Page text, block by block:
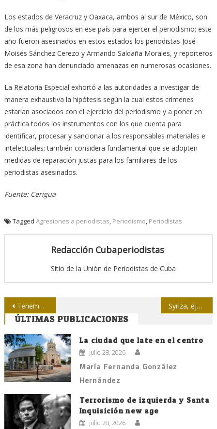
Los estados de Veracruz y Oaxaca, ambos al sur de México, son
de los más peligrosos en ese país para ejercer el periodismo; este
año fueron asesinados en estos estados los periodistas José
Moisés Sánchez Cerezo y Armando Saldaña Morales, y reporteros
de esa zona han denunciado amenazas en numerosas ocasiones.
La Relatoría Especial exhortó a las autoridades a investigar de
manera exhaustiva la hipótesis según la cual estos crímenes
estarían asociados con el ejercicio del periodismo y a poner en
práctica todos los instrumentos con los que cuenta para
identificar, procesar y sancionar a los responsables materiales e
intelectuales; también considera fundamental que se adopten
medidas de reparación justas para los familiares de los
periodistas asesinados.
Fuente: Cerigua
Tagged Agresiones a periodistas, Periodismo, Periodistas
Redacción Cubaperiodistas
Sitio de la Unión de Periodistas de Cuba
Navegación
de
entradas
Tenemos necesidad de decir qué es Cuba de manera vivencial Syriza, ejemplo moral y político para los pueblos
ÚLTIMAS PUBLICACIONES
La ciudad que late en el centro
julio 28, 2026
María Fernanda González
Hernández
Terrorismo de izquierda y Santa
Inquisición new age
julio 28, 2026